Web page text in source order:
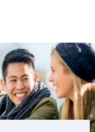
Önologie
and